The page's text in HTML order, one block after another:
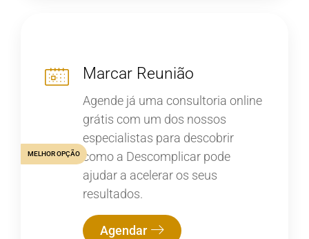
Marcar Reunião
Agende já uma consultoria online
grátis com um dos nossos
especialistas para descobrir
como a Descomplicar pode
ajudar a acelerar os seus
resultados.
Agendar
MELHOR OPÇÃO